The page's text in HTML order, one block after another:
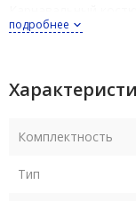
см, т.к. флис -
Рост костюма в
подробнее
Комплектность
Тип